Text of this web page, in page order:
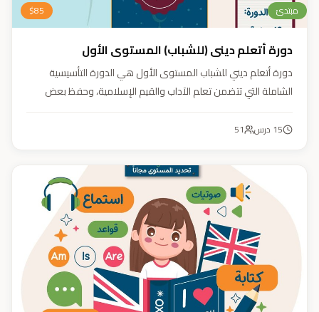
مبتدئ $85
دورة أتعلم ديني (للشباب) المستوى الأول
دورة أتعلم ديني للشباب المستوى الأول هي الدورة التأسيسية
الشاملة التي تتضمن تعلم الآداب والقيم الإسلامية، وحفظ بعض
السيرة النبوية (فقه، عقيدة، سيرة).
15 درس 51